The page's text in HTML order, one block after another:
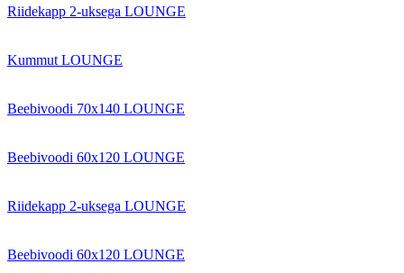
Riidekapp 2-uksega LOUNGE
Kummut LOUNGE
Beebivoodi 70x140 LOUNGE
Beebivoodi 60x120 LOUNGE
Riidekapp 2-uksega LOUNGE
Beebivoodi 60x120 LOUNGE